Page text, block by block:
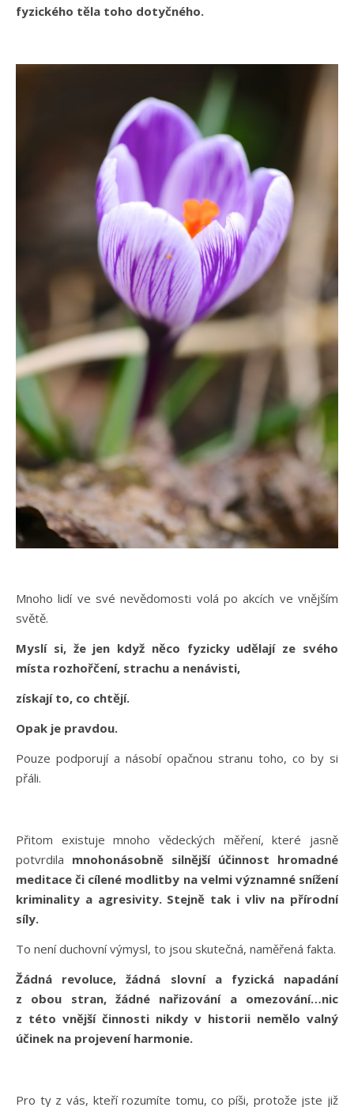
fyzického těla toho dotyčného.
Mnoho lidí ve své nevědomosti volá po akcích ve vnějším
světě.
Myslí si, že jen když něco fyzicky udělají ze svého
místa rozhořčení, strachu a nenávisti,
získají to, co chtějí.
Opak je pravdou.
Pouze podporují a násobí opačnou stranu toho, co by si
přáli.
Přitom existuje mnoho vědeckých měření, které jasně
potvrdila mnohonásobně silnější účinnost hromadné
meditace či cílené modlitby na velmi významné snížení
kriminality a agresivity. Stejně tak i vliv na přírodní
síly.
To není duchovní výmysl, to jsou skutečná, naměřená fakta.
Žádná revoluce, žádná slovní a fyzická napadání
z obou stran, žádné nařizování a omezování…nic
z této vnější činnosti nikdy v historii nemělo valný
účinek na projevení harmonie.
Pro ty z vás, kteří rozumíte tomu, co píši, protože jste již